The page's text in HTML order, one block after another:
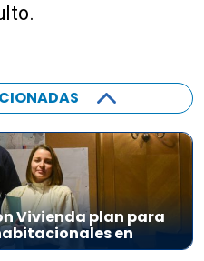
Vivienda plan para
en